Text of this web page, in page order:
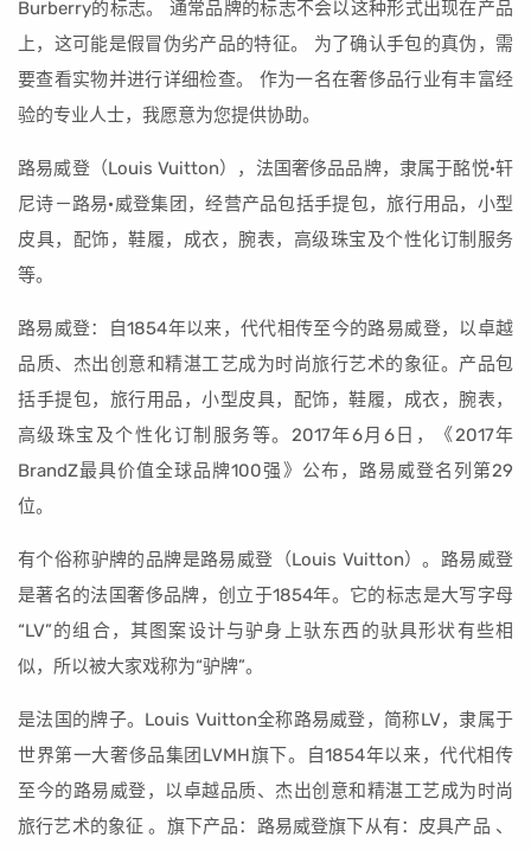
Burberry的标志。 通常品牌的标志不会以这种形式出现在产品
上，这可能是假冒伪劣产品的特征。 为了确认手包的真伪，需
要查看实物并进行详细检查。 作为一名在奢侈品行业有丰富经
验的专业人士，我愿意为您提供协助。
路易威登（Louis Vuitton），法国奢侈品品牌，隶属于酩悦·轩
尼诗－路易·威登集团，经营产品包括手提包，旅行用品，小型
皮具，配饰，鞋履，成衣，腕表，高级珠宝及个性化订制服务
等。
路易威登：自1854年以来，代代相传至今的路易威登，以卓越
品质、杰出创意和精湛工艺成为时尚旅行艺术的象征。产品包
括手提包，旅行用品，小型皮具，配饰，鞋履，成衣，腕表，
高级珠宝及个性化订制服务等。2017年6月6日，《2017年
BrandZ最具价值全球品牌100强》公布，路易威登名列第29
位。
有个俗称驴牌的品牌是路易威登（Louis Vuitton）。路易威登
是著名的法国奢侈品牌，创立于1854年。它的标志是大写字母
“LV”的组合，其图案设计与驴身上驮东西的驮具形状有些相
似，所以被大家戏称为“驴牌”。
是法国的牌子。Louis Vuitton全称路易威登，简称LV，隶属于
世界第一大奢侈品集团LVMH旗下。自1854年以来，代代相传
至今的路易威登，以卓越品质、杰出创意和精湛工艺成为时尚
旅行艺术的象征 。旗下产品：路易威登旗下从有：皮具产品 、